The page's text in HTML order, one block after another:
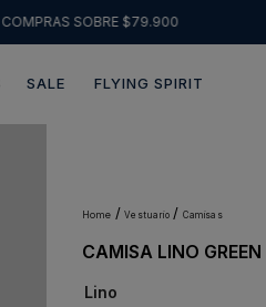
SOBRE $79.900
SALE FLYING SPIRIT
vestuario camisas
CAMISA LINO
Lino